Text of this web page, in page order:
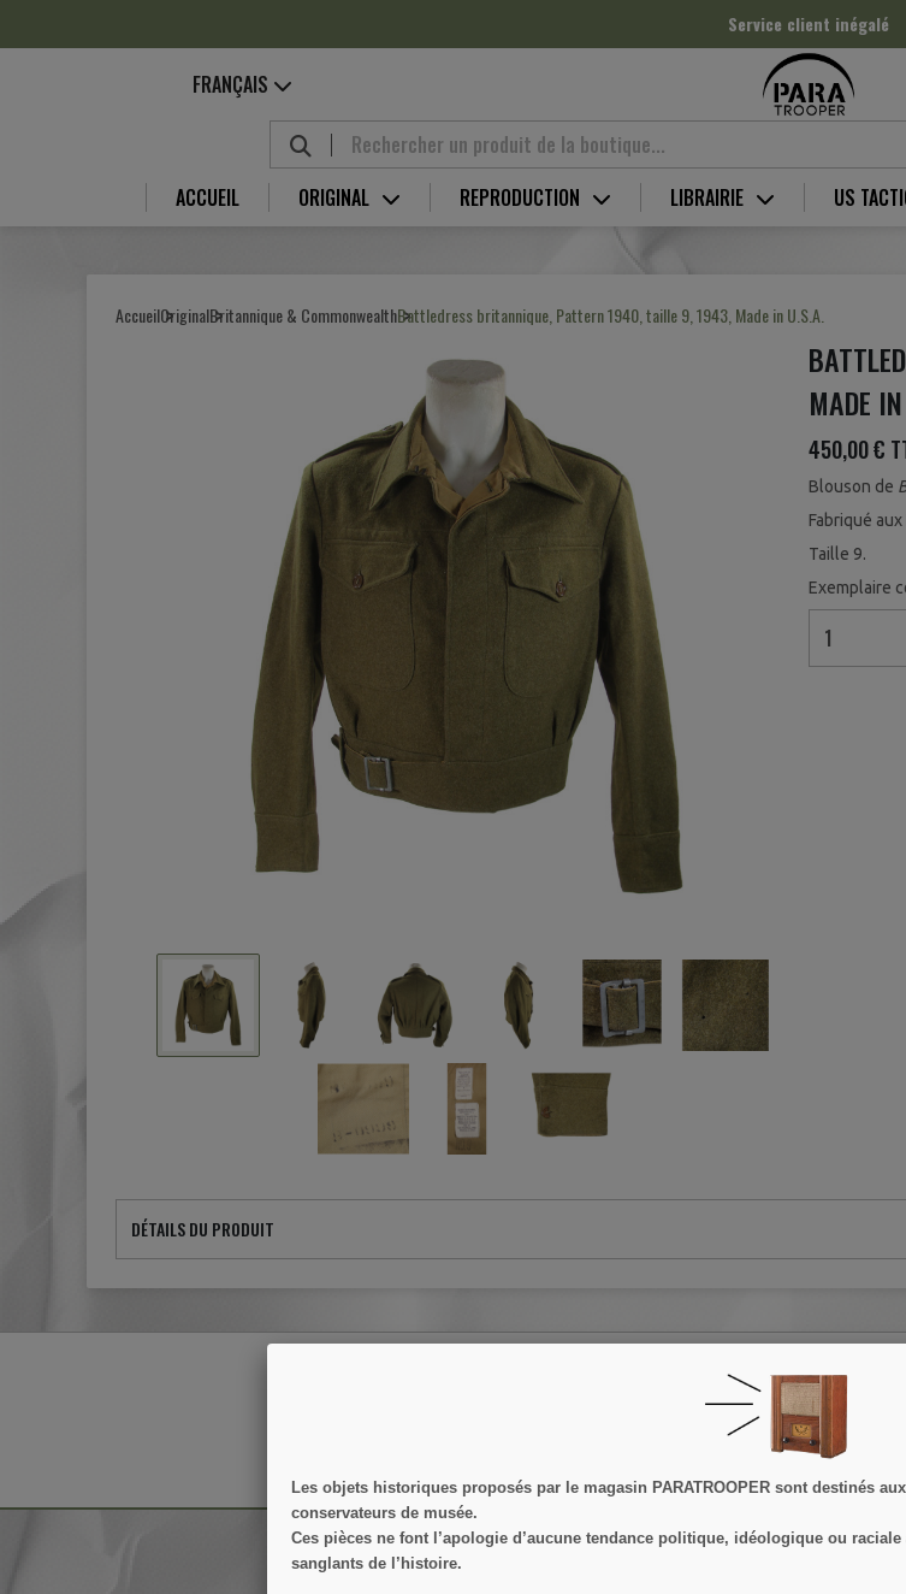
Service client inégalé
FRANÇAIS
ACCUEIL ORIGINAL REPRODUCTION LIBRAIRIE US
AccueilOriginalBritannique & CommonwealthBattledress britannique, Pattern 1940, taille 9, 1943, Made in U.S.A.
MADE
450,00 €
Blouson de
Fabriqué
Taille 9.
Exemplaire
DÉTAILS DU PRODUIT
Les objets historiques proposés par le magasin PARATROOPER sont destinés
conservateurs de musée.
Ces pièces ne font l’apologie d’aucune tendance politique, idéologique ou
sanglants de l’histoire.